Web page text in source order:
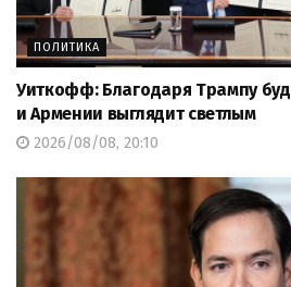
ПОЛИТИКА
Уиткофф: Благодаря Трампу
и Армении выглядит светлым
2026/08/08, 20:10